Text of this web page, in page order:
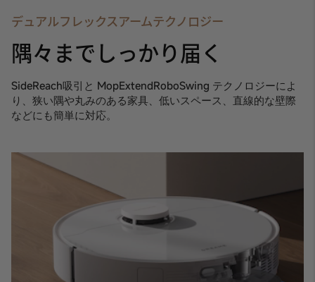
デュアルフレックスアームテクノロジー
隅々までしっかり届く
SideReach吸引と MopExtendRoboSwing テクノロジーによ
り、狭い隅や丸みのある家具、低いスペース、直線的な壁際
などにも簡単に対応。